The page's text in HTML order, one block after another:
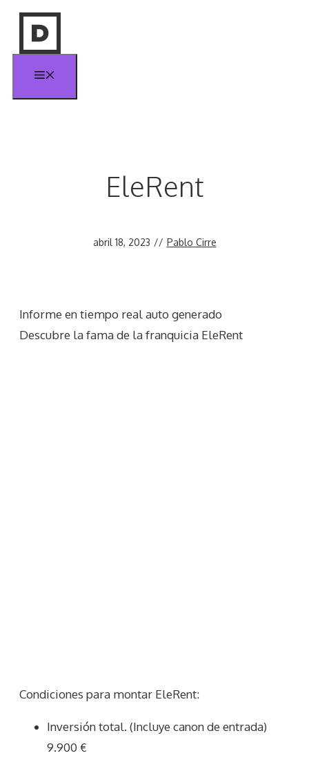
Saltar
contenido
EleRent
abril 18, 2023 // Pablo Cirre
Informe en tiempo real auto generado
Descubre la fama de la franquicia EleRent
Condiciones para montar EleRent:
Inversión total. (Incluye canon de entrada)
9.900 €